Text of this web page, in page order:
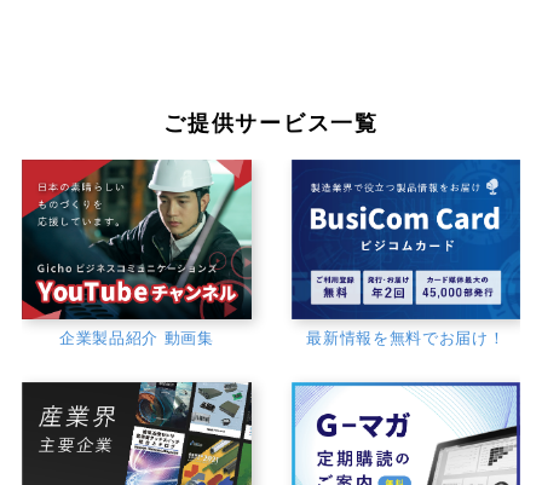
ご提供サービス一覧
企業製品紹介 動画集 最新情報を無料でお届け！